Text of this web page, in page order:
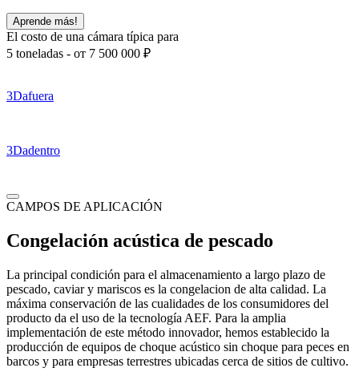
Aprende más!
El costo de una cámara típica para
5 toneladas - от 7 500 000 ₽
3Dafuera
3Dadentro
CAMPOS DE APLICACIÓN
Congelación acústica de pescado
La principal condición para el almacenamiento a largo plazo de
pescado, caviar y mariscos es la congelacion de alta calidad. La
máxima conservación de las cualidades de los consumidores del
producto da el uso de la tecnología AEF. Para la amplia
implementación de este método innovador, hemos establecido la
producción de equipos de choque acústico sin choque para peces en
barcos y para empresas terrestres ubicadas cerca de sitios de cultivo.